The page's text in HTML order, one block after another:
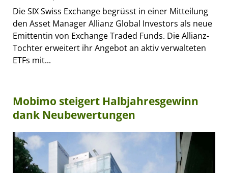
Die SIX Swiss Exchange begrüsst in einer Mitteilung
den Asset Manager Allianz Global Investors als neue
Emittentin von Exchange Traded Funds. Die Allianz-
Tochter erweitert ihr Angebot an aktiv verwalteten
ETFs mit...
Mobimo steigert Halbjahresgewinn
dank Neubewertungen